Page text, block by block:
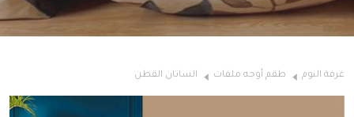
غرفة النوم طقم أوجه ملفات الساتان القطن